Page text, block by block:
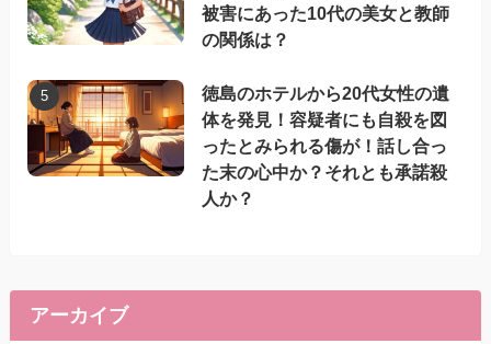
被害にあった10代の美女と教師
の関係は？
徳島のホテルから20代女性の遺
体を発見！容疑者にも自殺を図
ったとみられる傷が！話し合っ
た末の心中か？それとも承諾殺
人か？
アーカイブ